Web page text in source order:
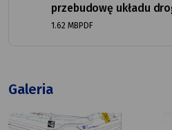
przebudowę układu
rozmiar
1.62 MBFORMAT
PDF
Galeria
Tymczasowa